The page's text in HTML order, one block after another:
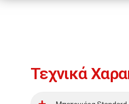
Τεχνικά